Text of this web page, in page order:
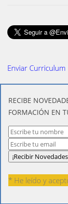
Enviar Curriculum
​RECIBE
FORMACIÓN EN
* He leído y